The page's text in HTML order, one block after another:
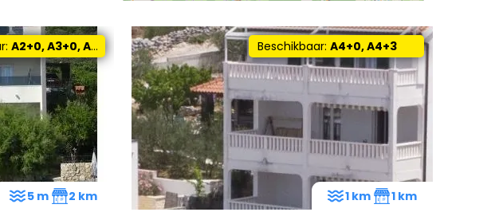
A2+0, A3+0, A4+0
5 m 2 km
Beschikbaar:A4+0, A4+3
1 km 1 km